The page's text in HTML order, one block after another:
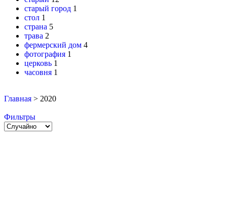
старый город 1
стол 1
страна 5
трава 2
фермерский дом 4
фотография 1
церковь 1
часовня 1
Главная > 2020
Фильтры